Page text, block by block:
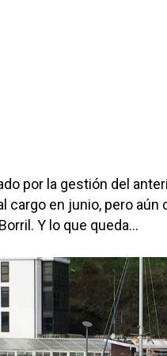
por la gestión del
cargo en junio, pero
Y lo que queda…